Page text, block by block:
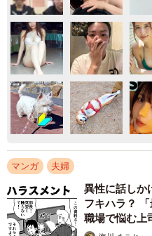
マンガ 夫婦
異性に話しか
フキハラ？
職場で悩む上